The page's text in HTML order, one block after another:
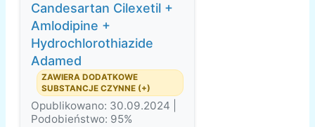
Candesartan Cilexetil +
Amlodipine +
Hydrochlorothiazide
Adamed
ZAWIERA DODATKOWE
SUBSTANCJE CZYNNE (+)
Opublikowano: 30.09.2024 |
Podobieństwo: 95%